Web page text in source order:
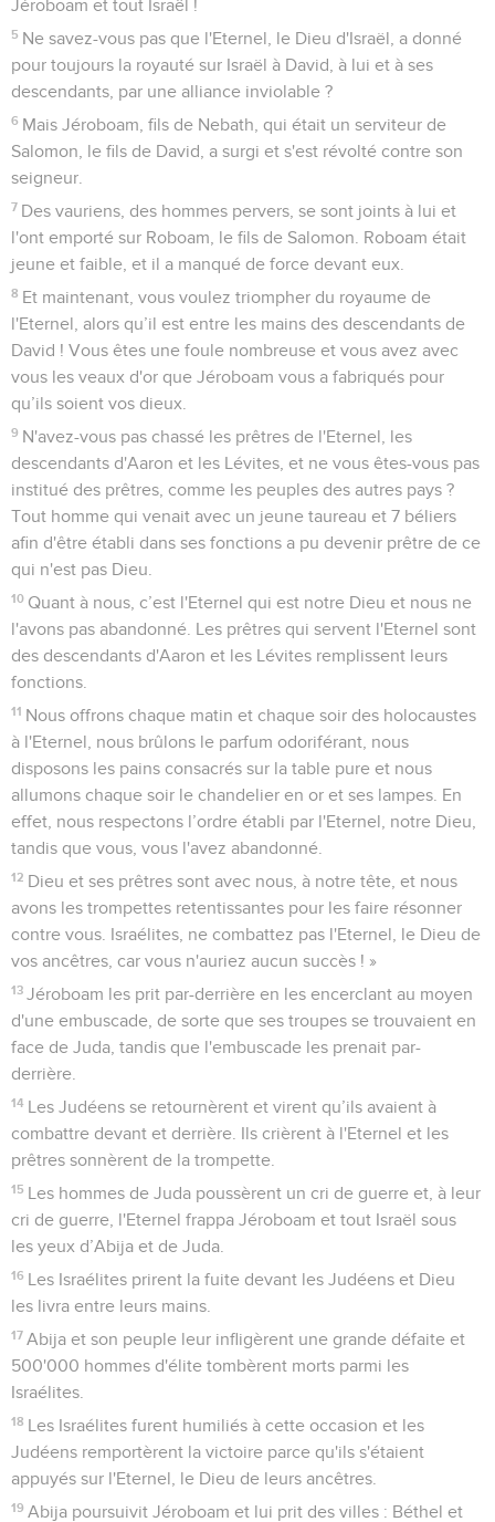
Jéroboam et tout Israël !
5 Ne savez-vous pas que l'Eternel, le Dieu d'Israël, a donné
pour toujours la royauté sur Israël à David, à lui et à ses
descendants, par une alliance inviolable ?
6 Mais Jéroboam, fils de Nebath, qui était un serviteur de
Salomon, le fils de David, a surgi et s'est révolté contre son
seigneur.
7 Des vauriens, des hommes pervers, se sont joints à lui et
l'ont emporté sur Roboam, le fils de Salomon. Roboam était
jeune et faible, et il a manqué de force devant eux.
8 Et maintenant, vous voulez triompher du royaume de
l'Eternel, alors qu’il est entre les mains des descendants de
David ! Vous êtes une foule nombreuse et vous avez avec
vous les veaux d'or que Jéroboam vous a fabriqués pour
qu’ils soient vos dieux.
9 N'avez-vous pas chassé les prêtres de l'Eternel, les
descendants d'Aaron et les Lévites, et ne vous êtes-vous pas
institué des prêtres, comme les peuples des autres pays ?
Tout homme qui venait avec un jeune taureau et 7 béliers
afin d'être établi dans ses fonctions a pu devenir prêtre de ce
qui n'est pas Dieu.
10 Quant à nous, c’est l'Eternel qui est notre Dieu et nous ne
l'avons pas abandonné. Les prêtres qui servent l'Eternel sont
des descendants d'Aaron et les Lévites remplissent leurs
fonctions.
11 Nous offrons chaque matin et chaque soir des holocaustes
à l'Eternel, nous brûlons le parfum odoriférant, nous
disposons les pains consacrés sur la table pure et nous
allumons chaque soir le chandelier en or et ses lampes. En
effet, nous respectons l’ordre établi par l'Eternel, notre Dieu,
tandis que vous, vous l'avez abandonné.
12 Dieu et ses prêtres sont avec nous, à notre tête, et nous
avons les trompettes retentissantes pour les faire résonner
contre vous. Israélites, ne combattez pas l'Eternel, le Dieu de
vos ancêtres, car vous n'auriez aucun succès ! »
13 Jéroboam les prit par-derrière en les encerclant au moyen
d'une embuscade, de sorte que ses troupes se trouvaient en
face de Juda, tandis que l'embuscade les prenait par-
derrière.
14 Les Judéens se retournèrent et virent qu’ils avaient à
combattre devant et derrière. Ils crièrent à l'Eternel et les
prêtres sonnèrent de la trompette.
15 Les hommes de Juda poussèrent un cri de guerre et, à leur
cri de guerre, l'Eternel frappa Jéroboam et tout Israël sous
les yeux d’Abija et de Juda.
16 Les Israélites prirent la fuite devant les Judéens et Dieu
les livra entre leurs mains.
17 Abija et son peuple leur infligèrent une grande défaite et
500'000 hommes d'élite tombèrent morts parmi les
Israélites.
18 Les Israélites furent humiliés à cette occasion et les
Judéens remportèrent la victoire parce qu'ils s'étaient
appuyés sur l'Eternel, le Dieu de leurs ancêtres.
19 Abija poursuivit Jéroboam et lui prit des villes : Béthel et